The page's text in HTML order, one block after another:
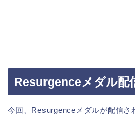
Resurgenceメダル配
今回、Resurgenceメダルが配信さ